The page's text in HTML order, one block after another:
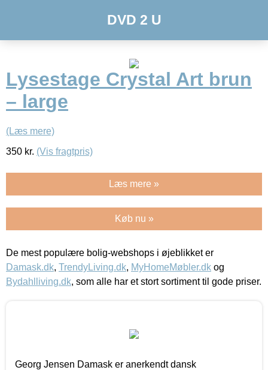
DVD 2 U
Lysestage Crystal Art brun
– large
(Læs mere)
350 kr. (Vis fragtpris)
Læs mere »
Køb nu »
De mest populære bolig-webshops i øjeblikket er
Damask.dk, TrendyLiving.dk, MyHomeMøbler.dk og
Bydahlliving.dk, som alle har et stort sortiment til gode priser.
Georg Jensen Damask er anerkendt dansk